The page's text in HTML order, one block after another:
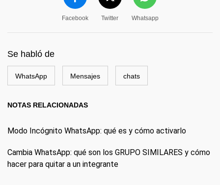
Facebook Twitter Whatsapp
Se habló de
WhatsApp Mensajes chats
NOTAS RELACIONADAS
Modo Incógnito WhatsApp: qué es y cómo activarlo
Cambia WhatsApp: qué son los GRUPO SIMILARES y cómo
hacer para quitar a un integrante